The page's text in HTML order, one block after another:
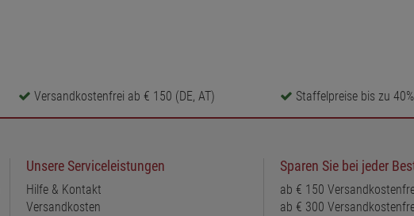
Versandkostenfrei ab € 150 (DE, AT) Staffelpreise bis zu
Unsere Serviceleistungen
Hilfe & Kontakt
Versandkosten
Sparen Sie bei jeder
ab € 150
ab € 300